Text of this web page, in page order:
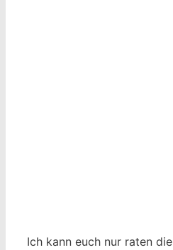
Ich kann euch nur raten